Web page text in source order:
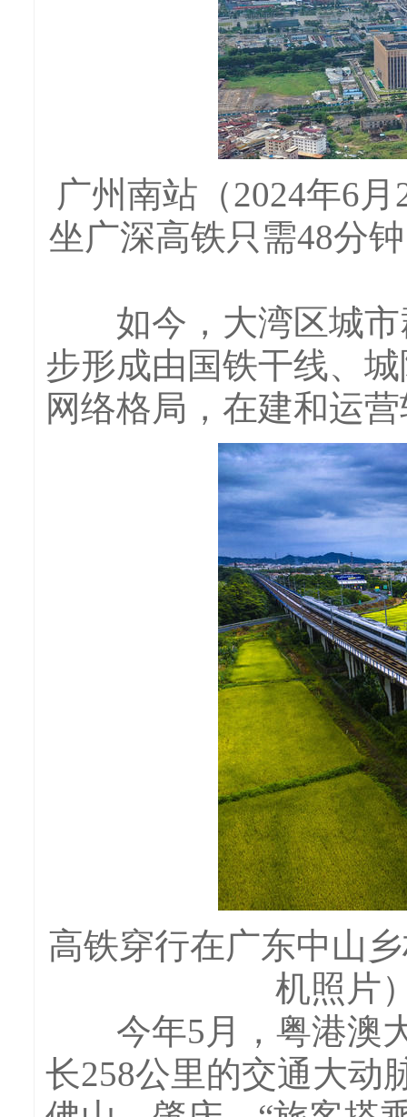
广州南站（2024年6
坐广深高铁只需48分
如今，大湾区城市
步形成由国铁干线、
网络格局，在建和运
高铁穿行在广东中山
机照片
今年5月，粤港澳大
长258公里的交通大动